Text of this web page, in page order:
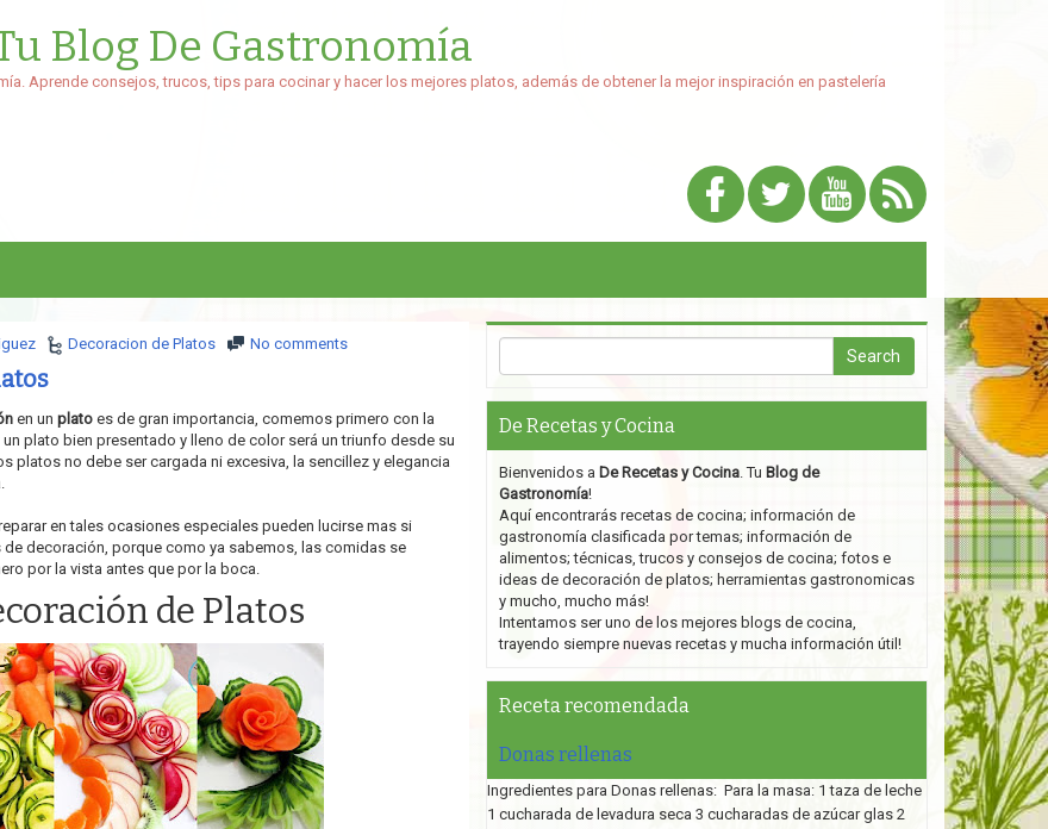
Blog De Gastronomía
Aprende consejos, trucos, tips para cocinar y hacer los mejores platos, además de obtener la mejor inspiración en pastelería
Decoracion de Platos No comments
en un platoes de gran importancia, comemos primero con la
plato bien presentado y lleno de color será un triunfo desde su
platos no debe ser cargada ni excesiva, la sencillez y elegancia
en tales ocasiones especiales pueden lucirse mas si
decoración, porque como ya sabemos, las comidas se
por la vista antes que por la boca.
de Platos
De Recetas y Cocina
Bienvenidos a De Recetas y Cocina. Tu Blog de
Gastronomía!
Aquí encontrarás recetas de cocina; información de
gastronomía clasificada por temas; información de
alimentos; técnicas, trucos y consejos de cocina; fotos e
ideas de decoración de platos; herramientas gastronomicas
y mucho, mucho más!
Intentamos ser uno de los mejores blogs de cocina,
trayendo siempre nuevas recetas y mucha información útil!
Receta recomendada
Donas rellenas
Ingredientes para Donas rellenas: Para la masa: 1 taza de leche
1 cucharada de levadura seca 3 cucharadas de azúcar glas 2